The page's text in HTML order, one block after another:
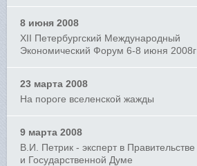
8 июня 2008
XII Петербургский Международный
Экономический Форум 6-8 июня 2008г
23 марта 2008
На пороге вселенской жажды
9 марта 2008
В.И. Петрик - эксперт в Правительстве
и Государственной Думе